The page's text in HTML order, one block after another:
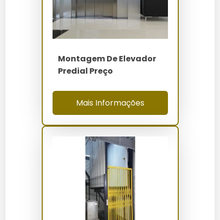
Quanto Custa Montagem de
Elevador de Carga
entre R$ 50.000 e R$ 150.000, dependendo de fatores
como capacidade de carga, complexidade do projeto
e local de instalação. Para uma cotação detalhada,
carga da Elevadores Servtec
Onde Comprar
Os elevadores de carga podem ser adquiridos
diretamente através da Elevadores Servtec ou em
lojas especializadas em equipamentos industriais. Para
opções de compra online, visite o site da
e explore nossas soluções.
Manutenção e Cuidados
Montagem De Elevador
Predial Preço
Mais Informações